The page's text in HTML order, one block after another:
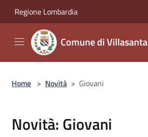
Regione Lombardia
Comune di Villasanta
Home > Novità > Giovani
Novità: Giovani